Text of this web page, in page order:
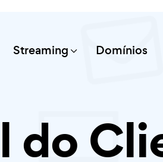
Streaming Domínios
do